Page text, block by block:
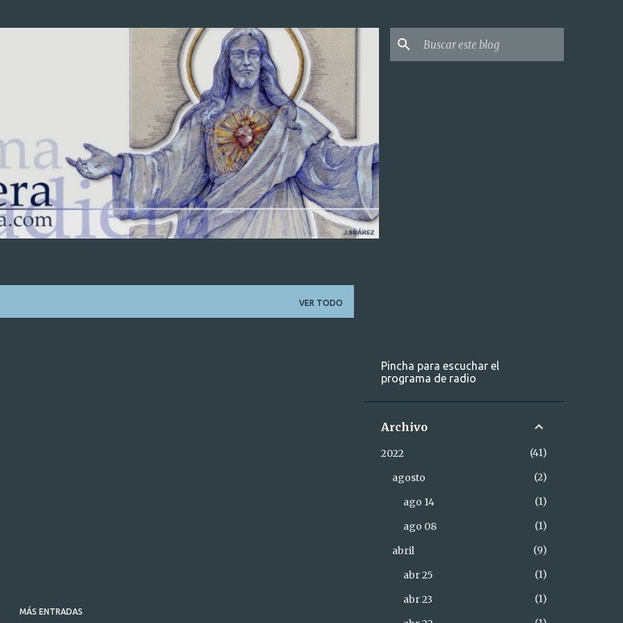
VER TODO
MÁS ENTRADAS
Pincha para escuchar el
programa de radio
Archivo
2022
41
agosto
2
ago 14
1
ago 08
1
abril
9
abr 25
1
abr 23
1